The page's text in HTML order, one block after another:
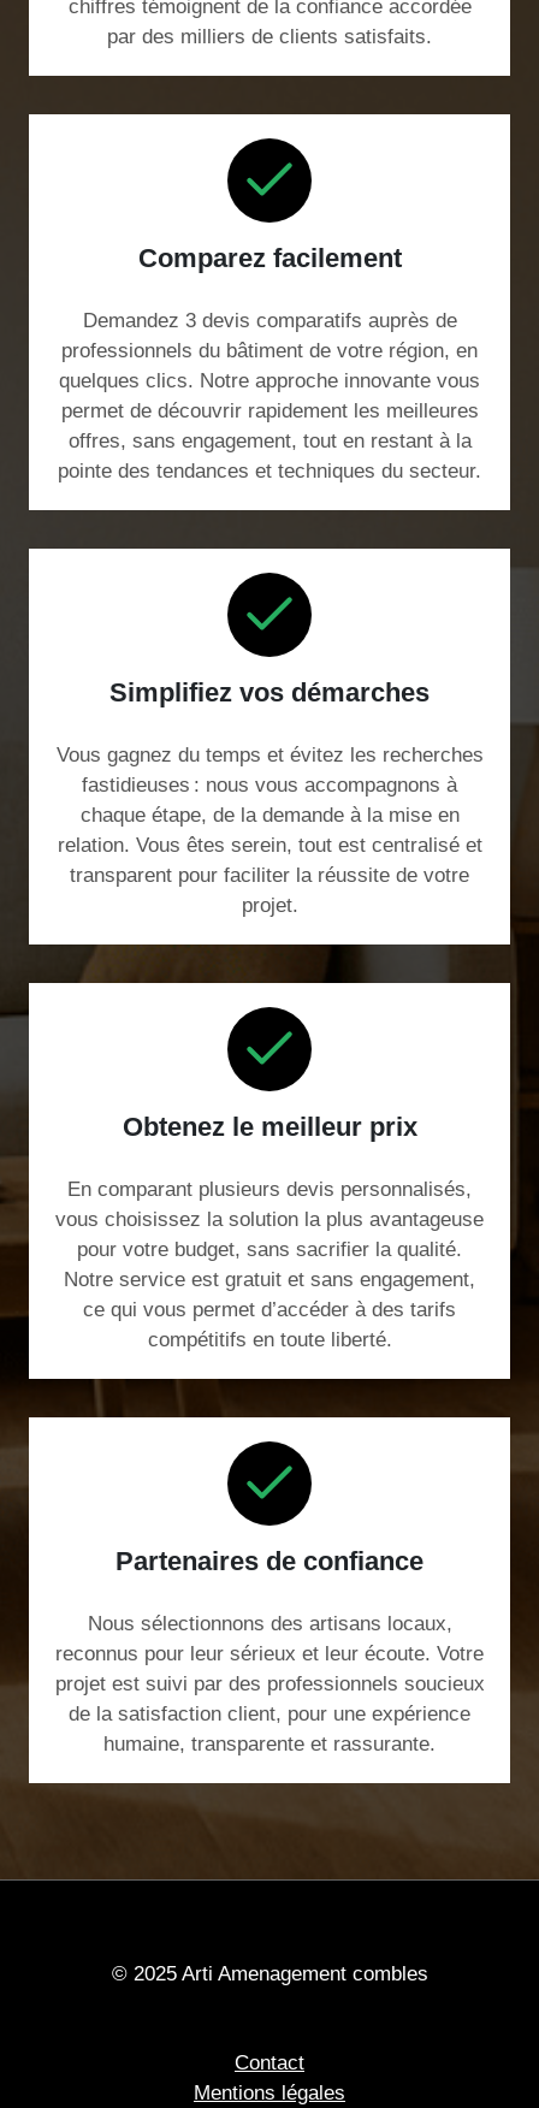
chiffres témoignent de la confiance accordée
par des milliers de clients satisfaits.
Comparez facilement
Demandez 3 devis comparatifs auprès de
professionnels du bâtiment de votre région, en
quelques clics. Notre approche innovante vous
permet de découvrir rapidement les meilleures
offres, sans engagement, tout en restant à la
pointe des tendances et techniques du secteur.
Simplifiez vos démarches
Vous gagnez du temps et évitez les recherches
fastidieuses : nous vous accompagnons à
chaque étape, de la demande à la mise en
relation. Vous êtes serein, tout est centralisé et
transparent pour faciliter la réussite de votre
projet.
Obtenez le meilleur prix
En comparant plusieurs devis personnalisés,
vous choisissez la solution la plus avantageuse
pour votre budget, sans sacrifier la qualité.
Notre service est gratuit et sans engagement,
ce qui vous permet d’accéder à des tarifs
compétitifs en toute liberté.
Partenaires de confiance
Nous sélectionnons des artisans locaux,
reconnus pour leur sérieux et leur écoute. Votre
projet est suivi par des professionnels soucieux
de la satisfaction client, pour une expérience
humaine, transparente et rassurante.
© 2025 Arti Amenagement combles
Contact
Mentions légales